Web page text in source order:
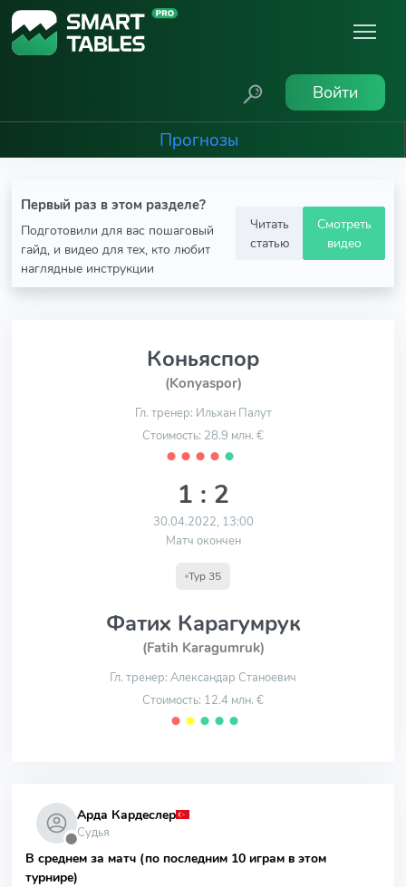
Войти
Прогнозы
Первый раз в этом разделе?
Подготовили для вас пошаговый
гайд, и видео для тех, кто любит
наглядные инструкции
Читать
статью
Смотреть
видео
Коньяспор
(Konyaspor)
Гл. тренер: Ильхан Палут
Стоимость: 28.9 млн. €
⬤ ⬤ ⬤ ⬤ ⬤
1 : 2
30.04.2022, 13:00
Матч окончен
Тур 35
Фатих Карагумрук
(Fatih Karagumruk)
Гл. тренер: Александар Станоевич
Стоимость: 12.4 млн. €
⬤ ⬤ ⬤ ⬤ ⬤
⬤
Арда Кардеслер
Судья
В среднем за матч (по последним 10 играм в этом
турнире)